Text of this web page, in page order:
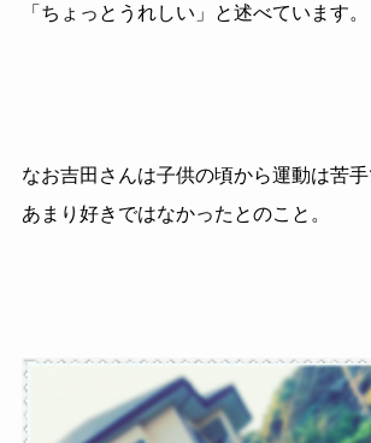
「ちょっとうれしい」と述べています。
なお吉田さんは子供の頃から運動は苦
あまり好きではなかったとのこと。